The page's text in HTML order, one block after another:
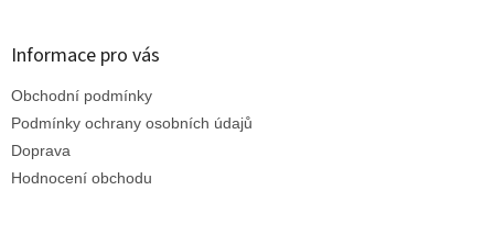
Informace pro vás
Obchodní podmínky
Podmínky ochrany osobních údajů
Doprava
Hodnocení obchodu